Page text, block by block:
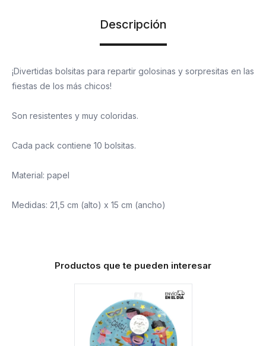
Descripción
¡Divertidas bolsitas para repartir golosinas y sorpresitas en las
fiestas de los más chicos!
Son resistentes y muy coloridas.
Cada pack contiene 10 bolsitas.
Material: papel
Medidas: 21,5 cm (alto) x 15 cm (ancho)
Productos que te pueden interesar